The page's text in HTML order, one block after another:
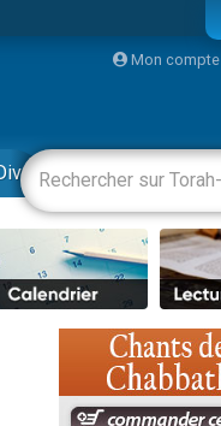
Mon compte
Livres